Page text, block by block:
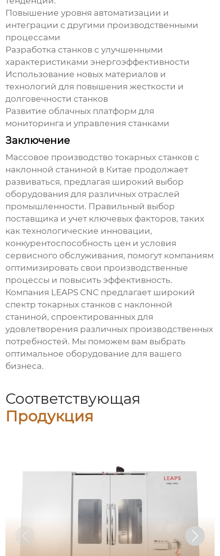
Повышение уровня автоматизации и
интеграции с другими производственными
процессами
Разработка станков с улучшенными
характеристиками энергоэффективности
Использование новых материалов и
технологий для повышения жесткости и
долговечности станков
Развитие облачных платформ для
мониторинга и управления станками
Заключение
Массовое производство токарных станков с
наклонной станиной в Китае продолжает
развиваться, предлагая широкий выбор
оборудования для различных отраслей
промышленности. Правильный выбор
поставщика и учет ключевых факторов, таких
как технологические инновации,
конкурентоспособность цен и условия
сервисного обслуживания, помогут компаниям
оптимизировать свои производственные
процессы и повысить эффективность.
Компания LEAPS CNC предлагает широкий
спектртокарных станков с наклонной
станиной, спроектированных для
удовлетворения различных производственных
потребностей. Мы поможем вам выбрать
оптимальное оборудование для вашего
бизнеса.
Соответствующая
Продукция